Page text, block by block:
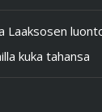
Laaksosen
kuka tahansa